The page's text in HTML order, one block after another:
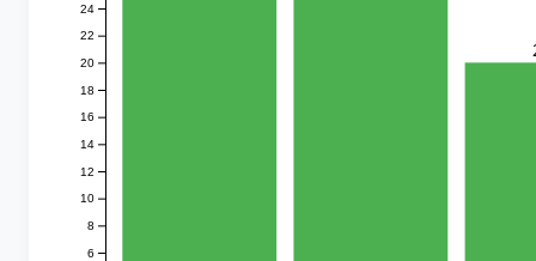
6
8
10
12
14
16
18
20
22
24